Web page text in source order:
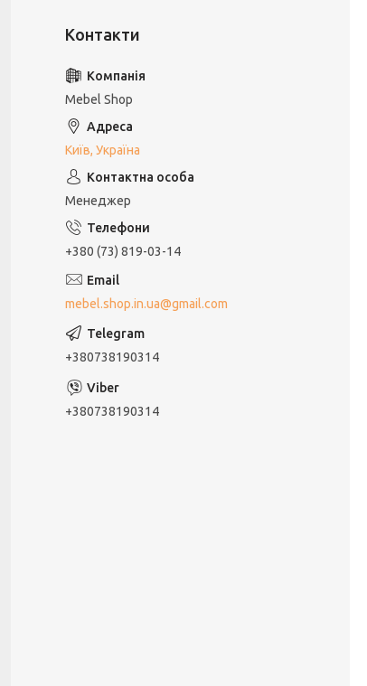
Mebel Shop
Київ, Україна
Менеджер
+380 (73) 819-03-14
mebel.shop.in.ua@gmail.com
+380738190314
+380738190314